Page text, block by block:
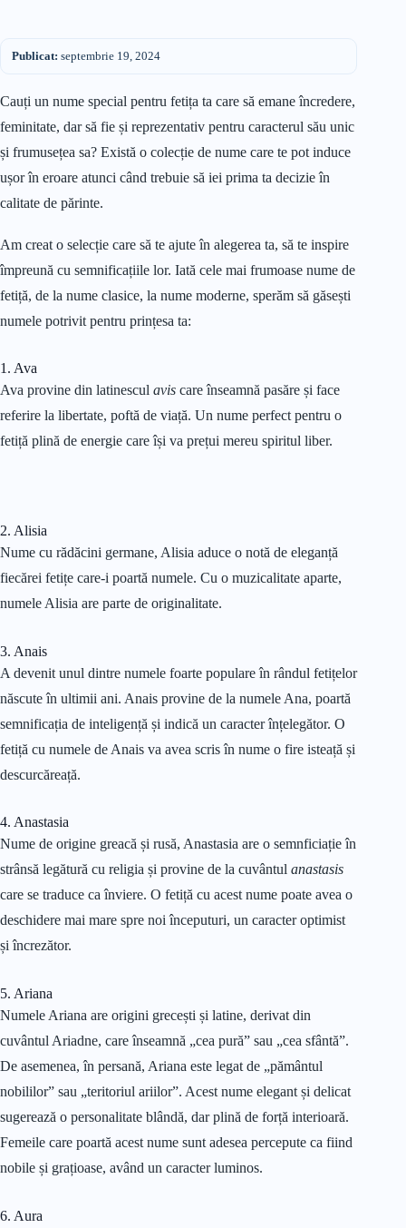
Publicat: septembrie 19, 2024
Cauți un nume special pentru fetița ta care să emane încredere,
feminitate, dar să fie și reprezentativ pentru caracterul său unic
și frumusețea sa? Există o colecție de nume care te pot induce
ușor în eroare atunci când trebuie să iei prima ta decizie în
calitate de părinte.
Am creat o selecție care să te ajute în alegerea ta, să te inspire
împreună cu semnificațiile lor. Iată cele mai frumoase nume de
fetiță, de la nume clasice, la nume moderne, sperăm să găsești
numele potrivit pentru prințesa ta:
1. Ava
Ava provine din latinescul avis care înseamnă pasăre și face
referire la libertate, poftă de viață. Un nume perfect pentru o
fetiță plină de energie care își va prețui mereu spiritul liber.
2. Alisia
Nume cu rădăcini germane, Alisia aduce o notă de eleganță
fiecărei fetițe care-i poartă numele. Cu o muzicalitate aparte,
numele Alisia are parte de originalitate.
3. Anais
A devenit unul dintre numele foarte populare în rândul fetițelor
născute în ultimii ani. Anais provine de la numele Ana, poartă
semnificația de inteligență și indică un caracter înțelegător. O
fetiță cu numele de Anais va avea scris în nume o fire isteață și
descurcăreață.
4. Anastasia
Nume de origine greacă și rusă, Anastasia are o semnficiație în
strânsă legătură cu religia și provine de la cuvântul anastasis
care se traduce ca înviere. O fetiță cu acest nume poate avea o
deschidere mai mare spre noi începuturi, un caracter optimist
și încrezător.
5. Ariana
Numele Ariana are origini grecești și latine, derivat din
cuvântul Ariadne, care înseamnă „cea pură” sau „cea sfântă”.
De asemenea, în persană, Ariana este legat de „pământul
nobililor” sau „teritoriul ariilor”. Acest nume elegant și delicat
sugerează o personalitate blândă, dar plină de forță interioară.
Femeile care poartă acest nume sunt adesea percepute ca fiind
nobile și grațioase, având un caracter luminos.
6. Aura